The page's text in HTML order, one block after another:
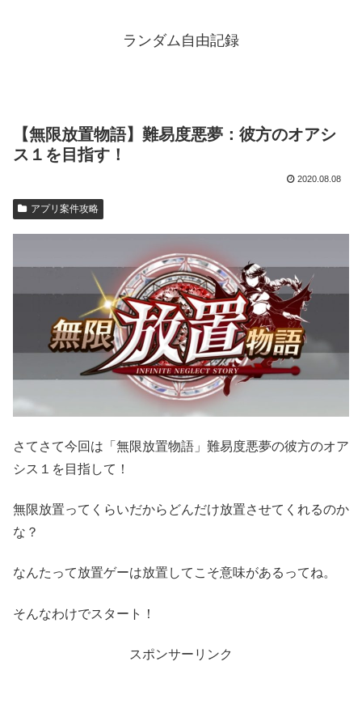
ランダム自由記録
【無限放置物語】難易度悪夢：彼方のオアシ
ス１を目指す！
2020.08.08
アプリ案件攻略
さてさて今回は「無限放置物語」難易度悪夢の彼方のオア
シス１を目指して！
無限放置ってくらいだからどんだけ放置させてくれるのか
な？
なんたって放置ゲーは放置してこそ意味があるってね。
そんなわけでスタート！
スポンサーリンク